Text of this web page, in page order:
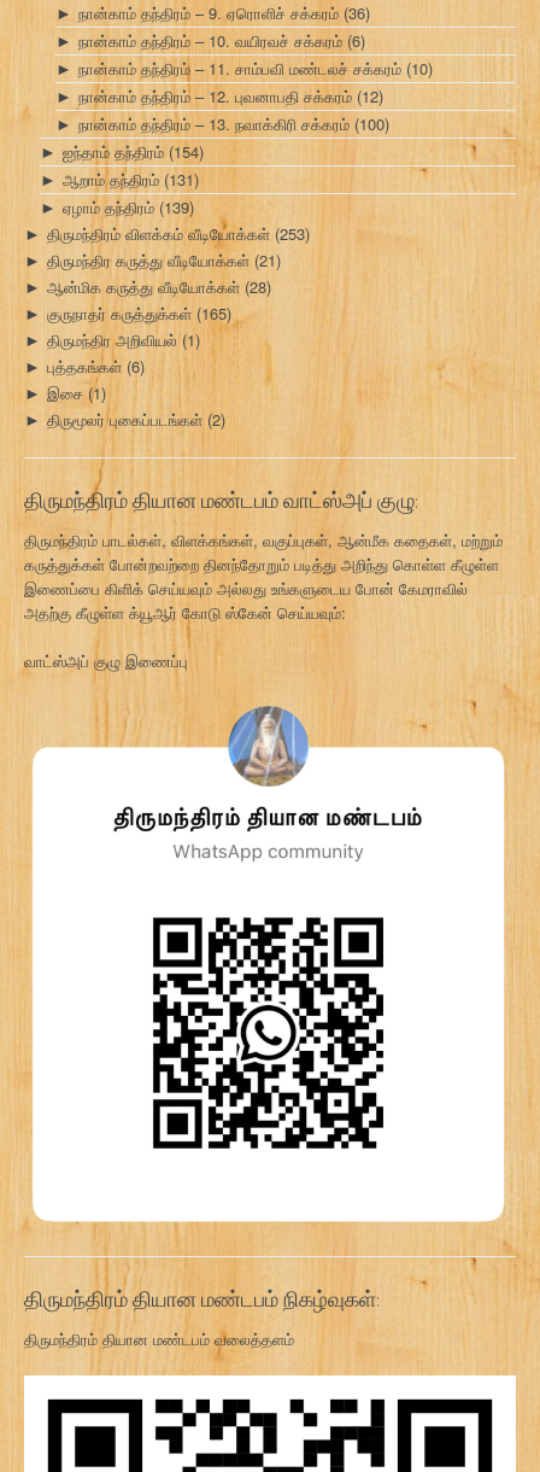
► நான்காம் தந்திரம் – 9. ஏரொளிச் சக்கரம் (36)
► நான்காம் தந்திரம் – 10. வயிரவச் சக்கரம் (6)
► நான்காம் தந்திரம் – 11. சாம்பவி மண்டலச் சக்கரம் (10)
► நான்காம் தந்திரம் – 12. புவனாபதி சக்கரம் (12)
► நான்காம் தந்திரம் – 13. நவாக்கிரி சக்கரம் (100)
► ஐந்தாம் தந்திரம் (154)
► ஆறாம் தந்திரம் (131)
► ஏழாம் தந்திரம் (139)
► திருமந்திரம் விளக்கம் வீடியோக்கள் (253)
► திருமந்திர கருத்து வீடியோக்கள் (21)
► ஆன்மிக கருத்து வீடியோக்கள் (28)
► குருநாதர் கருத்துக்கள் (165)
► திருமந்திர அறிவியல் (1)
► புத்தகங்கள் (6)
► இசை(1)
► திருமூலர் புகைப்படங்கள் (2)
திருமந்திரம் தியான மண்டபம் வாட்ஸ்அப் குழு:
திருமந்திரம் பாடல்கள், விளக்கங்கள், வகுப்புகள், ஆன்மீக கதைகள், மற்றும்
கருத்துக்கள் போன்றவற்றை தினந்தோறும் படித்து அறிந்து கொள்ள கீழுள்ள
இணைப்பை கிளிக் செய்யவும் அல்லது உங்களுடைய போன் கேமராவில்
அதற்கு கீழுள்ள க்யூஆர் கோடு ஸ்கேன் செய்யவும்:
வாட்ஸ்அப் குழு இணைப்பு
திருமந்திரம் தியான மண்டபம் நிகழ்வுகள்:
திருமந்திரம் தியான மண்டபம் வலைத்தளம்